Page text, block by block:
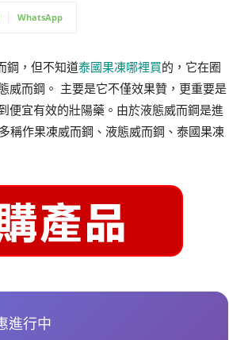
WhatsApp
鋼，但不知道泰國果凍哪裡買的，它在圈
威而鋼。 主要是它不僅效果贊，更重要是
便宜有效的壯陽藥。由於液態威而鋼是進
稱作果凍威而鋼、液態威而鋼、泰國果凍
進行中